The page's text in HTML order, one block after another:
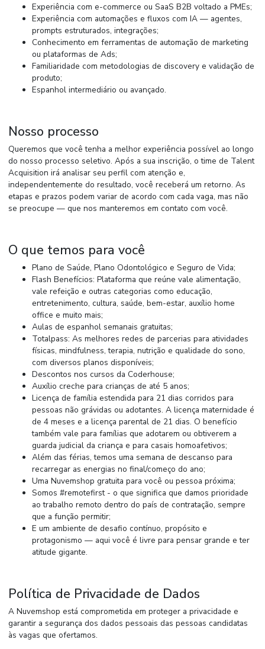
Experiência com e-commerce ou SaaS B2B voltado a PMEs;
Experiência com automações e fluxos com IA — agentes,
prompts estruturados, integrações;
Conhecimento em ferramentas de automação de marketing
ou plataformas de Ads;
Familiaridade com metodologias de discovery e validação de
produto;
Espanhol intermediário ou avançado.
Nosso processo
Queremos que você tenha a melhor experiência possível ao longo
do nosso processo seletivo. Após a sua inscrição, o time de Talent
Acquisition irá analisar seu perfil com atenção e,
independentemente do resultado, você receberá um retorno. As
etapas e prazos podem variar de acordo com cada vaga, mas não
se preocupe — que nos manteremos em contato com você.
O que temos para você
Plano de Saúde, Plano Odontológico e Seguro de Vida;
Flash Benefícios: Plataforma que reúne vale alimentação,
vale refeição e outras categorias como educação,
entretenimento, cultura, saúde, bem-estar, auxílio home
office e muito mais;
Aulas de espanhol semanais gratuitas;
Totalpass: As melhores redes de parcerias para atividades
físicas, mindfulness, terapia, nutrição e qualidade do sono,
com diversos planos disponíveis;
Descontos nos cursos da Coderhouse;
Auxílio creche para crianças de até 5 anos;
Licença de família estendida para 21 dias corridos para
pessoas não grávidas ou adotantes. A licença maternidade é
de 4 meses e a licença parental de 21 dias. O benefício
também vale para famílias que adotarem ou obtiverem a
guarda judicial da criança e para casais homoafetivos;
Além das férias, temos uma semana de descanso para
recarregar as energias no final/começo do ano;
Uma Nuvemshop gratuita para você ou pessoa próxima;
Somos #remotefirst - o que significa que damos prioridade
ao trabalho remoto dentro do país de contratação, sempre
que a função permitir;
E um ambiente de desafio contínuo, propósito e
protagonismo — aqui você é livre para pensar grande e ter
atitude gigante.
Política de Privacidade de Dados
A Nuvemshop está comprometida em proteger a privacidade e
garantir a segurança dos dados pessoais das pessoas candidatas
às vagas que ofertamos.